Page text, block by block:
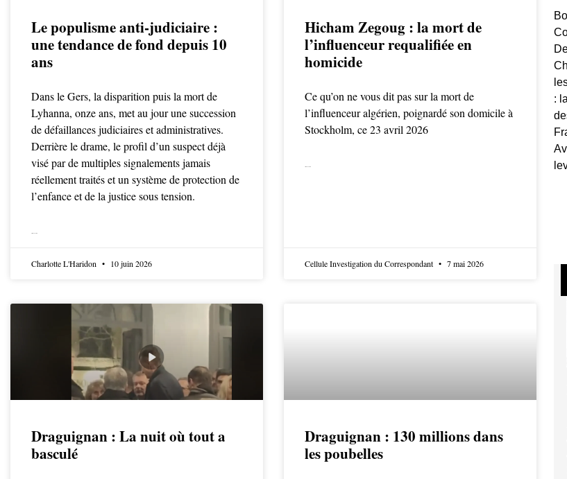
Le populisme anti-judiciaire :
une tendance de fond depuis 10
ans
Dans le Gers, la disparition puis la mort de
Lyhanna, onze ans, met au jour une succession
de défaillances judiciaires et administratives.
Derrière le drame, le profil d’un suspect déjà
visé par de multiples signalements jamais
réellement traités et un système de protection de
l’enfance et de la justice sous tension.
Charlotte L'Haridon 10 juin 2026
Hicham Zegoug : la mort de
l’influenceur requalifiée en
homicide
Ce qu’on ne vous dit pas sur la mort de
l’influenceur algérien, poignardé son domicile à
Stockholm, ce 23 avril 2026
Cellule Investigation du Correspondant 7 mai 2026
Draguignan : La nuit où tout a
basculé
Draguignan : 130 millions dans
les poubelles
: